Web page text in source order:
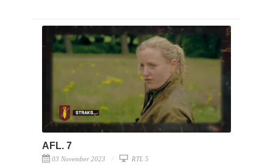
AFL. 7
03 November 2023 RTL 5